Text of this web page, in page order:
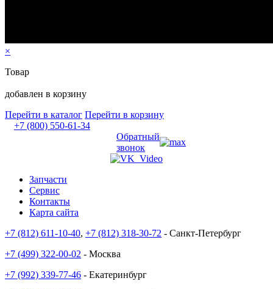
×
Товар
добавлен в корзину
Перейти в каталог Перейти в корзину
+7 (800) 550-61-34
Обратный
звонок
Запчасти
Сервис
Контакты
Карта сайта
+7 (812) 611-10-40, +7 (812) 318-30-72 - Санкт-Петербург
+7 (499) 322-00-02 - Москва
+7 (992) 339-77-46 - Екатеринбург